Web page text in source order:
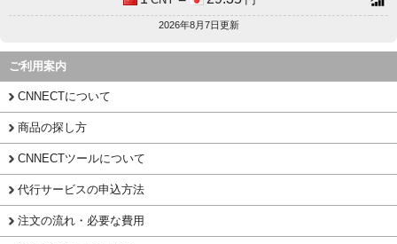
2026年8月7日更新
ご利用案内
CNNECTについて
商品の探し方
CNNECTツールについて
代行サービスの申込方法
注文の流れ・必要な費用